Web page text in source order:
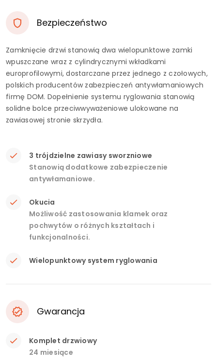
Bezpieczeństwo
Zamknięcie drzwi stanowią dwa wielopunktowe zamki
wpuszczane wraz z cylindrycznymi wkładkami
europrofilowymi, dostarczane przez jednego z czołowych,
polskich producentów zabezpieczeń antywłamaniowych
firmę DOM. Dopełnienie systemu ryglowania stanowią
solidne bolce przeciwwyważeniowe ulokowane na
zawiasowej stronie skrzydła.
3 trójdzielne zawiasy sworzniowe
Stanowią dodatkowe zabezpieczenie
antywłamaniowe.
Okucia
Możliwość zastosowania klamek oraz
pochwytów o różnych kształtach i
funkcjonalności.
Wielopunktowy system ryglowania
Gwarancja
Komplet drzwiowy
24 miesiące